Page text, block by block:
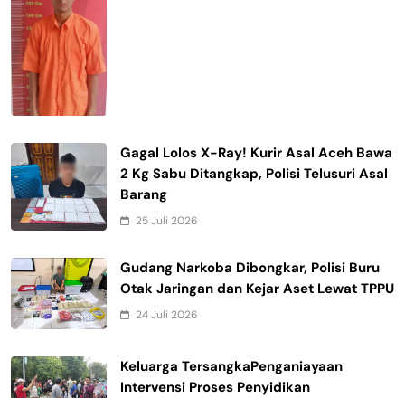
Gagal Lolos X-Ray! Kurir Asal Aceh Bawa
2 Kg Sabu Ditangkap, Polisi Telusuri Asal
Barang
25 Juli 2026
Gudang Narkoba Dibongkar, Polisi Buru
Otak Jaringan dan Kejar Aset Lewat TPPU
24 Juli 2026
Keluarga TersangkaPenganiayaan
Intervensi Proses Penyidikan